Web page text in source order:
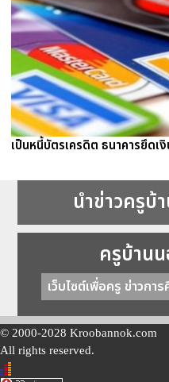
เป็นหนี้บัตรเครดิต ธนาคารยึดเ
นำข่าวครูบ้
ครูบ้าน
เว็บไซต์เพื่อครู ข่าวกา
© 2000-2028 Kroobannok.com
All rights reserved.